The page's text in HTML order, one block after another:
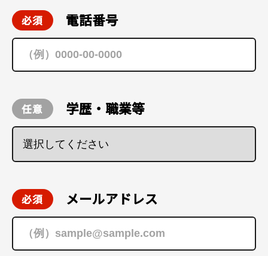
電話番号
学歴・職業等
メールアドレス